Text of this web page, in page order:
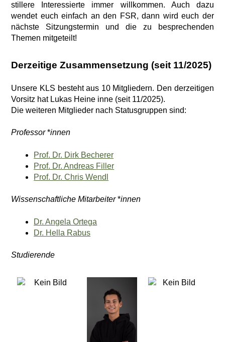
stillere Interessierte immer willkommen. Auch dazu
wendet euch einfach an den FSR, dann wird euch der
nächste Sitzungstermin und die zu besprechenden
Themen mitgeteilt!
Derzeitige Zusammensetzung (seit 11/2025)
Unsere KLS besteht aus 10 Mitgliedern. Den derzeitigen
Vorsitz hat Lukas Heine inne (seit 11/2025).
Die weiteren Mitglieder nach Statusgruppen sind:
Professor*innen
Prof. Dr. Dirk Becherer
Prof. Dr. Andreas Filler
Prof. Dr. Chris Wendl
Wissenschaftliche Mitarbeiter*innen
Dr. Angela Ortega
Dr. Hella Rabus
Studierende